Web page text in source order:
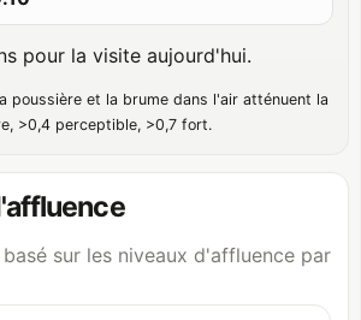
pour la visite aujourd'hui.
poussière et la brume dans l'air atténuent la
>0,4 perceptible, >0,7 fort.
sur les niveaux d'affluence par